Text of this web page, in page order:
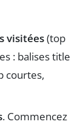
visitées(top
: balises title
courtes,
. Commencez